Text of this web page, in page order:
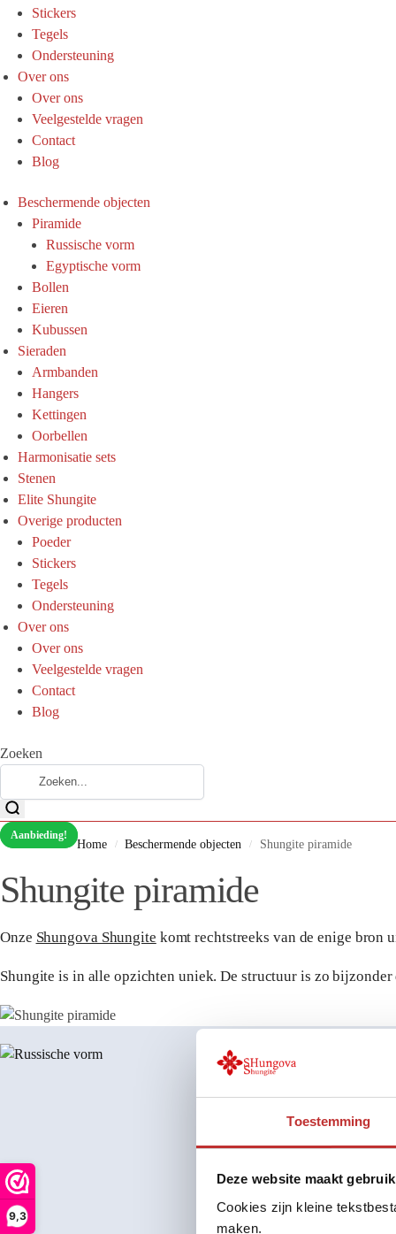
9,3
Toestemming
Deze website maakt
Cookies zijn kleine
maken.
Stickers
Tegels
Ondersteuning
Over ons
Over ons
Veelgestelde vragen
Contact
Blog
Beschermende objecten
Piramide
Russische vorm
Egyptische vorm
Bollen
Eieren
Kubussen
Sieraden
Armbanden
Hangers
Kettingen
Oorbellen
Harmonisatie sets
Stenen
Elite Shungite
Overige producten
Poeder
Stickers
Tegels
Ondersteuning
Over ons
Over ons
Veelgestelde vragen
Contact
Blog
Zoeken
Home / Beschermende objecten / Shungite piramide
Shungite piramide
Onze Shungova Shungite komt rechtstreeks van de enige bron
Shungite is in alle opzichten uniek. De structuur is zo
Aanbieding!
Aanbieding!